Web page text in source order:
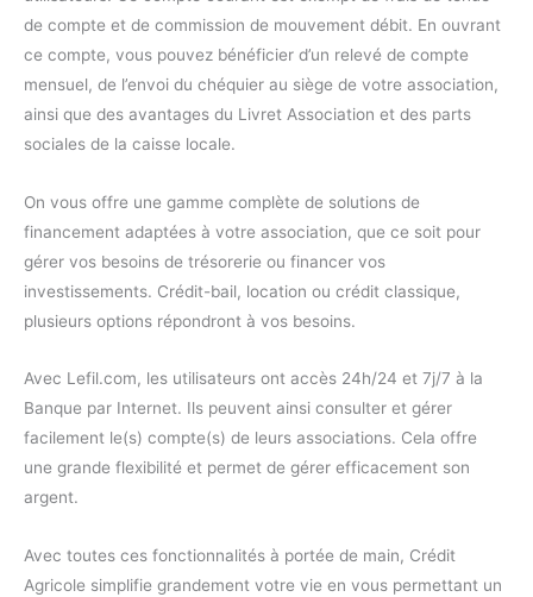
de compte et de commission de mouvement débit. En ouvrant
ce compte, vous pouvez bénéficier d’un relevé de compte
mensuel, de l’envoi du chéquier au siège de votre association,
ainsi que des avantages du Livret Association et des parts
sociales de la caisse locale.
On vous offre une gamme complète de solutions de
financement adaptées à votre association, que ce soit pour
gérer vos besoins de trésorerie ou financer vos
investissements. Crédit-bail, location ou crédit classique,
plusieurs options répondront à vos besoins.
Avec Lefil.com, les utilisateurs ont accès 24h/24 et 7j/7 à la
Banque par Internet. Ils peuvent ainsi consulter et gérer
facilement le(s) compte(s) de leurs associations. Cela offre
une grande flexibilité et permet de gérer efficacement son
argent.
Avec toutes ces fonctionnalités à portée de main, Crédit
Agricole simplifie grandement votre vie en vous permettant un